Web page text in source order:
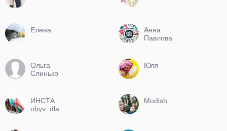
Елена
Анна
Павлова
Ольга
Слинько
Юля
ИНСТА
Modish